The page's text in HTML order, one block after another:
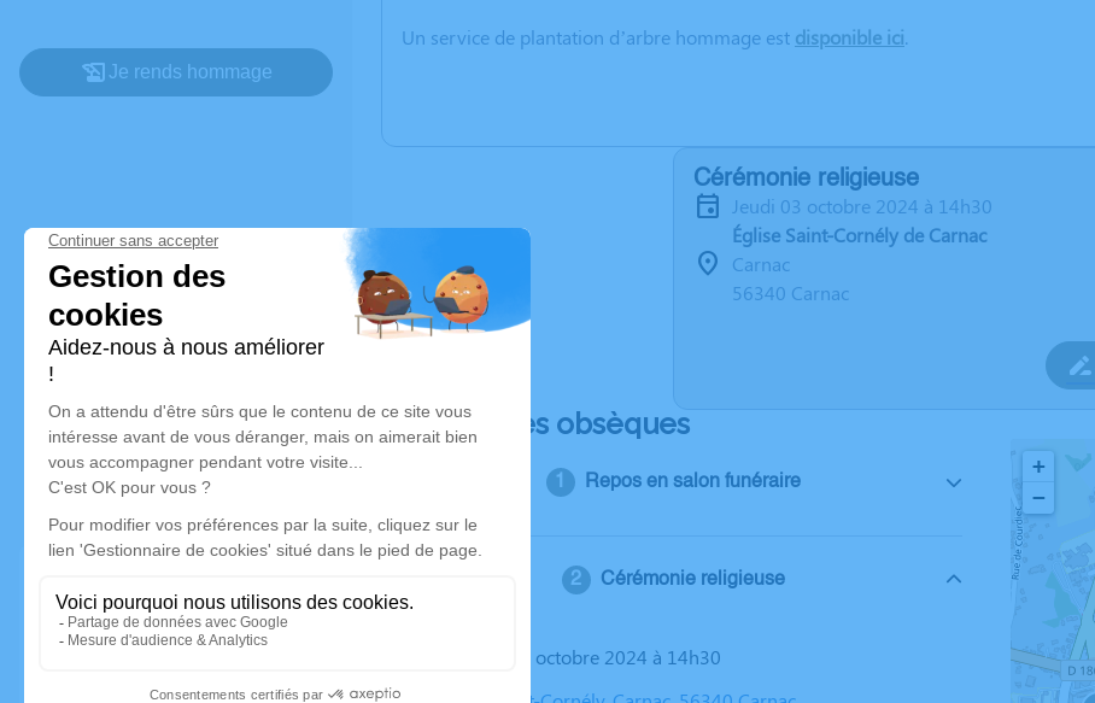
Je rends hommage
Un service de plantation d’arbre hommage est disponible ici.
Cérémonie religieuse
jeudi 03 octobre 2024 à 14h30
Église Saint-Cornély de Carnac
Carnac
56340 Carnac
Déroulé des obsèques
Repos en salon funéraire
Cérémonie religieuse
Le jeudi 03 octobre 2024 à 14h30
+
−